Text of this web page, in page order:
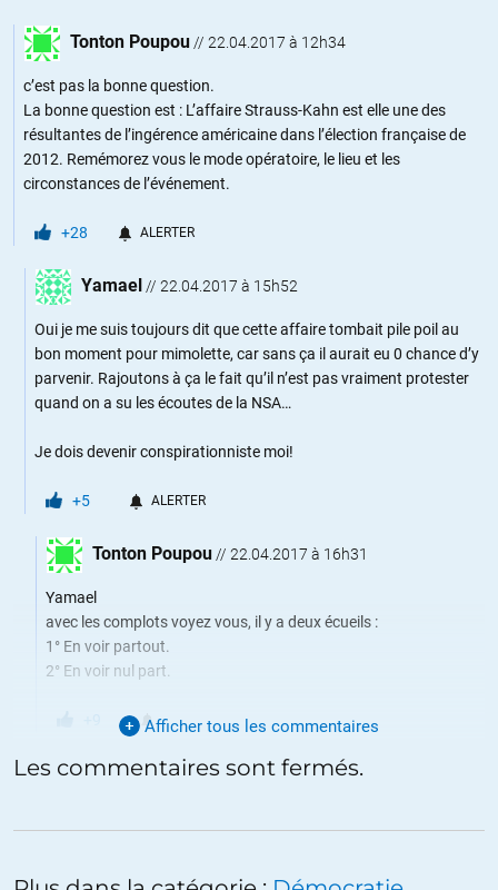
Tonton Poupou// 22.04.2017 à 12h34
c’est pas la bonne question.
La bonne question est : L’affaire Strauss-Kahn est elle une des
résultantes de l’ingérence américaine dans l’élection française de
2012. Remémorez vous le mode opératoire, le lieu et les
circonstances de l’événement.
+28 ALERTER
Yamael // 22.04.2017 à 15h52
Oui je me suis toujours dit que cette affaire tombait pile poil au
bon moment pour mimolette, car sans ça il aurait eu 0 chance d’y
parvenir. Rajoutons à ça le fait qu’il n’est pas vraiment protester
quand on a su les écoutes de la NSA…
Je dois devenir conspirationniste moi!
+5 ALERTER
Tonton Poupou// 22.04.2017 à 16h31
Yamael
avec les complots voyez vous, il y a deux écueils :
1° En voir partout.
2° En voir nul part.
Richard Bouillet//22.04.2017 à 17h07
Afficher tous les commentaires
Les commentaires sont fermés.